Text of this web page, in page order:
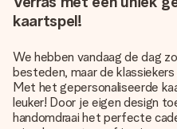
kaartspel!
We hebben vandaag de dag
besteden, maar de
Met het gepersonaliseerde
leuker! Door je eigen design
handomdraai het perfecte